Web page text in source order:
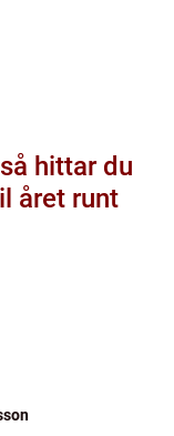
året runt